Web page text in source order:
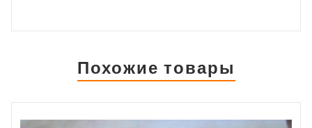
Похожие товары